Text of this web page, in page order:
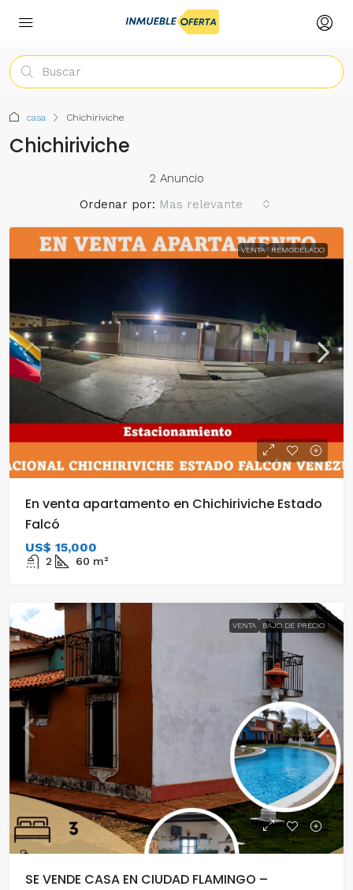
casa Chichiriviche
Chichiriviche
2 Anuncio
Ordenar por: Mas relevante
VENTA REMODELADO
En venta apartamento en Chichiriviche Estado
Falcó
US$ 15,000
2 60 m²
VENTA BAJO DE PRECIO
SE VENDE CASA EN CIUDAD FLAMINGO –